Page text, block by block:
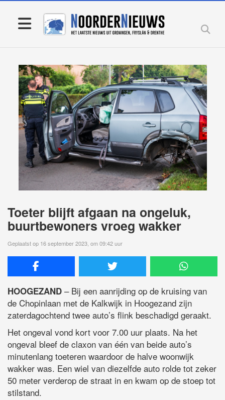
Toeter blijft afgaan na ongeluk,
buurtbewoners vroeg wakker
Geplaatst op 16 september 2023, om 09:42 uur
HOOGEZAND – Bij een aanrijding op de kruising van
de Chopinlaan met de Kalkwijk in Hoogezand zijn
zaterdagochtend twee auto’s flink beschadigd geraakt.
Het ongeval vond kort voor 7.00 uur plaats. Na het
ongeval bleef de claxon van één van beide auto’s
minutenlang toeteren waardoor de halve woonwijk
wakker was. Een wiel van diezelfde auto rolde tot zeker
50 meter verderop de straat in en kwam op de stoep tot
stilstand.